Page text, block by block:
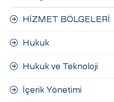
HİZMET BÖLGELERİ
Hukuk
Hukuk ve Teknoloji
İçerik Yönetimi